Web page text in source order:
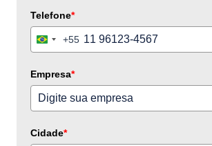
Telefone*
Brazil+55
Empresa*
Cidade*